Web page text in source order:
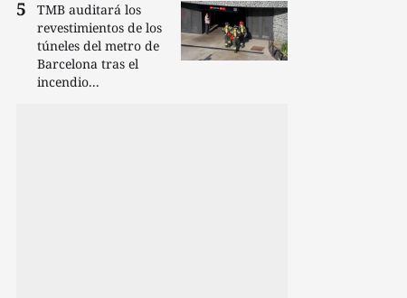
TMB auditará los
revestimientos de los
túneles del metro de
Barcelona tras el
incendio...